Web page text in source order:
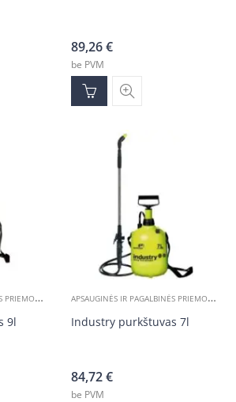
89,26€
be PVM
A
PSAUGINĖS IR PAGALBINĖS PRIEMONĖS ĮVAIRIOS PREKĖS
9l
A
PSAUGINĖS IR PAGALBINĖS PRIEMONĖS
Industry purkštuvas 7l
84,72€
be PVM